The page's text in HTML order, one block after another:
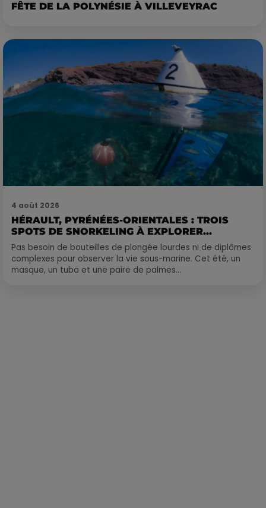
FÊTE DE LA POLYNÉSIE À VILLEVEYRAC
4 août 2026
HÉRAULT, PYRÉNÉES-ORIENTALES : TROIS
SPOTS DE SNORKELING À EXPLORER...
Pas besoin de bouteilles de plongée lourdes ni de diplômes
complexes pour observer la vie sous-marine. Cet été, un
masque, un tuba et une paire de palmes...